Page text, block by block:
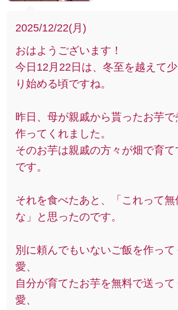
2025/12/22(月)
おはようございます！
今日12月22日は、冬至を越えて
り始める頃ですね。
昨日、母が親戚から貰ったお芋で
作ってくれました。
そのお芋は親戚の方々が畑で育
です。
それを食べたあと、「これって無
な」と思ったのです。
別に頼んでもいないご飯を作っ
愛、
自分が育てたお芋を無料で送っ
愛、